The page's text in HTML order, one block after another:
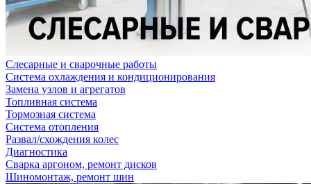
Слесарные и сварочные работы
Система охлаждения и кондиционирования
Замена узлов и агрегатов
Топливная система
Тормозная система
Система отопления
Развал/схождения колес
Диагностика
Сварка аргоном, ремонт дисков
Шиномонтаж, ремонт шин